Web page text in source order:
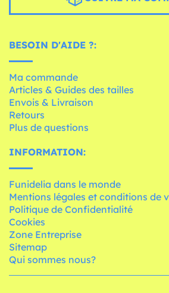
BESOIN D'AIDE ?:
Ma commande
Articles & Guides des tailles
Envois & Livraison
Retours
Plus de questions
INFORMATION:
Funidelia dans le monde
Mentions légales et conditions de
Politique de Confidentialité
Cookies
Zone Entreprise
Sitemap
Qui sommes nous?